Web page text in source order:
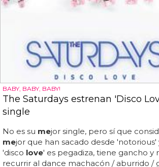
BABY, BABY, BABY!
The Saturdays estrenan 'Disco
single
No es su mejor single, pero sí que
mejor que han sacado desde 'notorious'
'disco love' es pegadiza, tiene gancho y
recurrir al dance machacón / aburrido /